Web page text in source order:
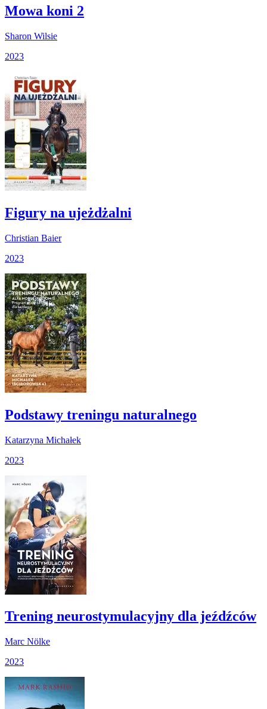
Mowa koni 2
Sharon Wilsie
2023
Figury na ujeżdżalni
Christian Baier
2023
Podstawy treningu naturalnego
Katarzyna Michałek
2023
Trening neurostymulacyjny dla jeźdźców
Marc Nölke
2023